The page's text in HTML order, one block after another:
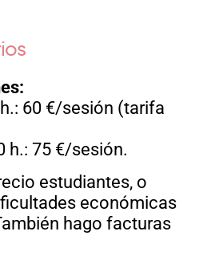
60 €/sesión (tarifa
h.: 75 €/sesión.
estudiantes, o
económicas
hago facturas